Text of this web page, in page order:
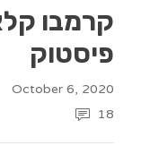
קרמבו
פיסטוק
October 6, 2020
18